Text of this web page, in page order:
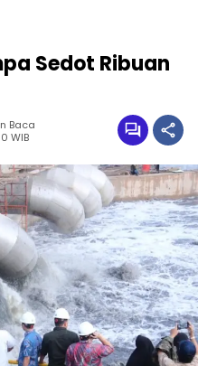
Sedot Ribuan
Baca
WIB